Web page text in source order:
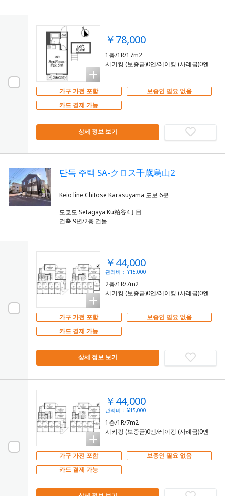
￥78,000
1층/1R/17m2
시키킹 (보증금)0엔/레이킹 (사례금)0엔
가구 가전 포함
보증인 필요 없음
카드 결제 가능
상세 정보 보기
단독 주택 SA-クロス千歳烏山2
도쿄도 Setagaya Ku粕谷4丁目
건축 9년/2층 건물
￥44,000
관리비： ¥15,000
2층/1R/7m2
시키킹 (보증금)0엔/레이킹 (사례금)0엔
가구 가전 포함
보증인 필요 없음
카드 결제 가능
상세 정보 보기
￥44,000
관리비： ¥15,000
1층/1R/7m2
시키킹 (보증금)0엔/레이킹 (사례금)0엔
가구 가전 포함
보증인 필요 없음
카드 결제 가능